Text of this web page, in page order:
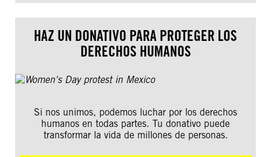
HAZ UN DONATIVO PARA PROTEGER LOS
DERECHOS HUMANOS
Si nos unimos, podemos luchar por los derechos
humanos en todas partes. Tu donativo puede
transformar la vida de millones de personas.